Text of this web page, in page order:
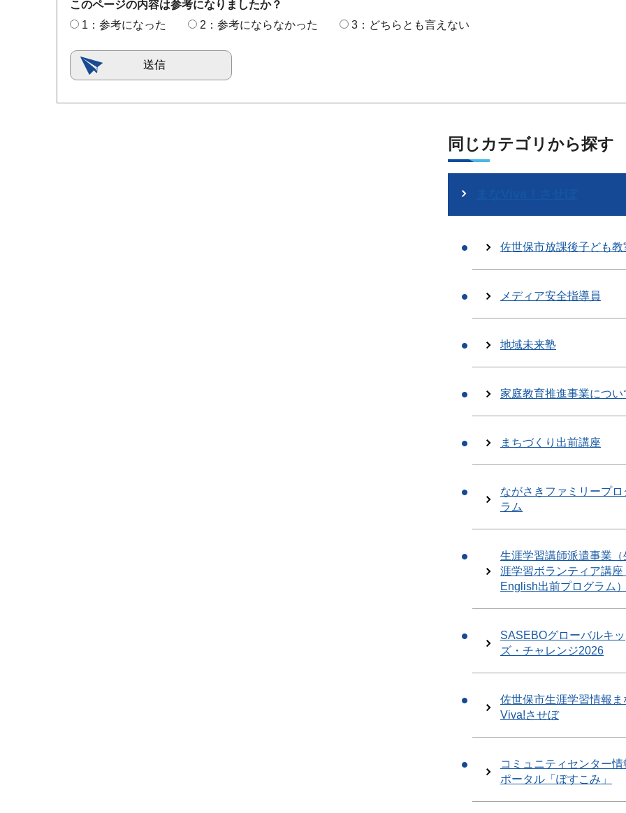
このページの内容は参考になりましたか？
1：参考になった
2：参考にならなかった 3：どちらとも言えない
同じカテゴリから探す
佐世保市放課後子ども教
メディア安全指導員
地域未来塾
家庭教育推進事業につい
まちづくり出前講座
ながさきファミリープロ
ラム
生涯学習講師派遣事業（
涯学習ボランティア講座
English出前プログラム
SASEBOグローバルキッ
ズ・チャレンジ2026
佐世保市生涯学習情報ま
Viva!させぼ
コミュニティセンター情
ポータル「ぽすこみ」